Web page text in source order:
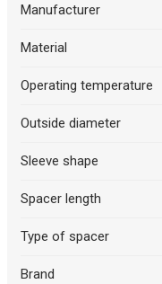
Manufacturer
Material
Operating temperature
Outside diameter
Sleeve shape
Spacer length
Type of spacer
Brand